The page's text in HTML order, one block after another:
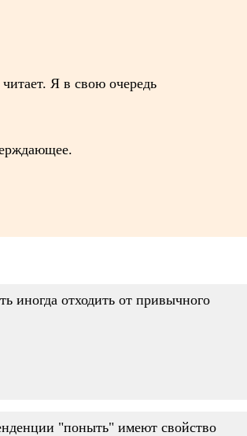
Я в свою очередь
иногда отходить от привычного
"поныть" имеют свойство